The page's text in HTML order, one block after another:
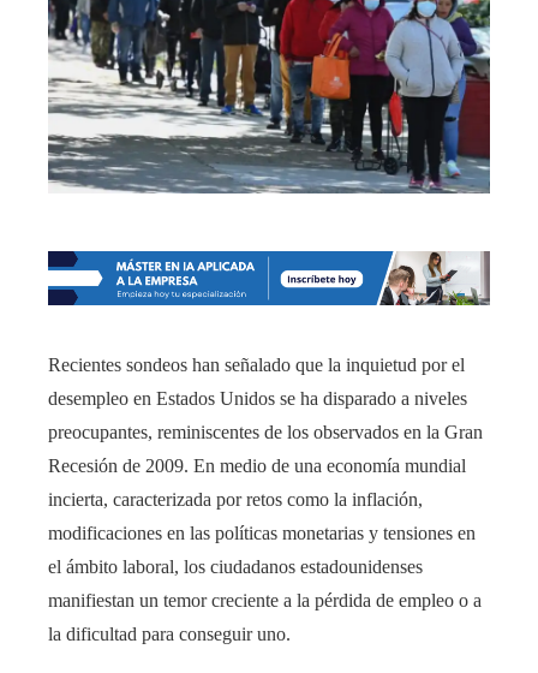
Recientes sondeos han señalado que la inquietud por el
desempleo en Estados Unidos se ha disparado a niveles
preocupantes, reminiscentes de los observados en la Gran
Recesión de 2009. En medio de una economía mundial
incierta, caracterizada por retos como la inflación,
modificaciones en las políticas monetarias y tensiones en
el ámbito laboral, los ciudadanos estadounidenses
manifiestan un temor creciente a la pérdida de empleo o a
la dificultad para conseguir uno.